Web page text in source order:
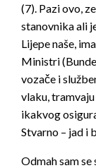
(7). Pazi ovo,
stanovnika ali
Lijepe naše,
Ministri
vozače i
vlaku,
ikakvog
Stvarno – jad i
Odmah sam